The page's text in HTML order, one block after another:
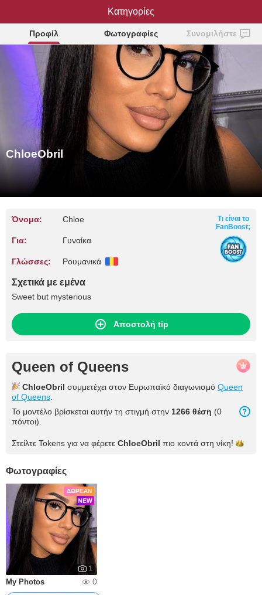
ChloeObril
Προφίλ Φωτογραφίες Συνομιλήστε
ChloeObril
Όνομα: Chloe
Για: Γυναίκα
Γλώσσες: Ρουμανικά
Τι είναι το
FanBoost;
Σχετικά με εμένα
Sweet but mysterious
Αποστολή tip
Queen of Queens
ChloeObril συμμετέχει στον Ευρωπαϊκό διαγωνισμό Queen
of Queens
Το μοντέλο βρίσκεται αυτήν τη στιγμή στην 1266 θέση (0
πόντοι).
Στείλτε Tokens για να φέρετε ChloeObril πιο κοντά στη νίκη!
Φωτογραφίες
ΔΩΡΕΆΝ
1
My Photos
0
Κατηγορίες